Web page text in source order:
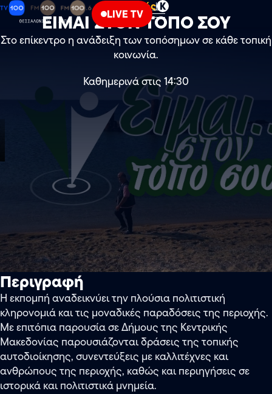
LIVE TV
Πολιτισμός Κ
ΕΙΜΑΙ ΣΤΟΝ ΤΟΠΟ ΣΟΥ
Στο επίκεντρο η ανάδειξη των τοπόσημων σε κάθε τοπική
κοινωνία.
Καθημερινά στις 14:30
Περιγραφή
Η εκπομπή αναδεικνύει την πλούσια πολιτιστική
κληρονομιά και τις μοναδικές παραδόσεις της περιοχής.
Με επιτόπια παρουσία σε Δήμους της Κεντρικής
Μακεδονίας παρουσιάζονται δράσεις της τοπικής
αυτοδιοίκησης, συνεντεύξεις με καλλιτέχνες και
ανθρώπους της περιοχής, καθώς και περιηγήσεις σε
ιστορικά και πολιτιστικά μνημεία.